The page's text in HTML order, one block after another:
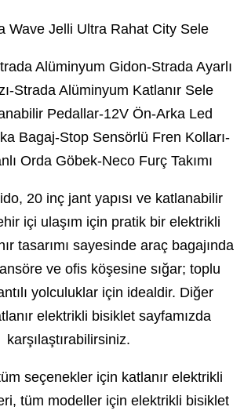
Wave Jelli Ultra Rahat City Sele
Alüminyum Gidon-Strada Ayarlı
Strada Alüminyum Katlanır Sele
Pedallar-12V Ön-Arka Led
Bagaj-Stop Sensörlü Fren Kolları-
Orda Göbek-Neco Furç Takımı
20 inç jant yapısı ve katlanabilir
içi ulaşım için pratik bir elektrikli
tasarımı sayesinde araç bagajında
ve ofis köşesine sığar; toplu
yolculuklar için idealdir. Diğer
elektrikli bisiklet sayfamızda
karşılaştırabilirsiniz.
seçenekler için katlanır elektrikli
, tüm modeller için elektrikli bisiklet